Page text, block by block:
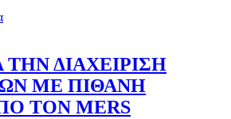
ΤΗΝ ΔΙΑΧΕΙΡΙΣΗ
ΜΕ ΠΙΘΑΝΗ
ΤΟΝ MERS